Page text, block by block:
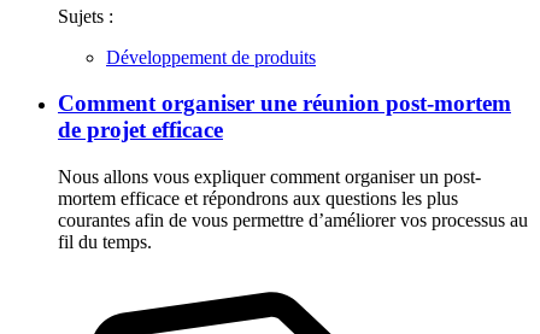
Sujets :
Développement de produits
Comment organiser une réunion post-mortem
de projet efficace
Nous allons vous expliquer comment organiser un post-
mortem efficace et répondrons aux questions les plus
courantes afin de vous permettre d’améliorer vos processus au
fil du temps.